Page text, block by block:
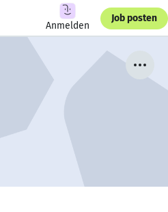
Anmelden
Job posten